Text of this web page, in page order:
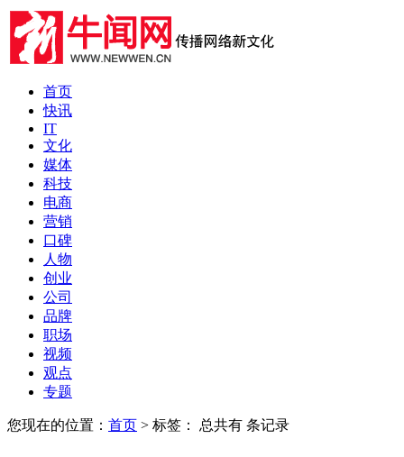
首页
快讯
IT
文化
媒体
科技
电商
营销
口碑
人物
创业
公司
品牌
职场
视频
观点
专题
您现在的位置： 首页 > 标签： 总共有 条记录